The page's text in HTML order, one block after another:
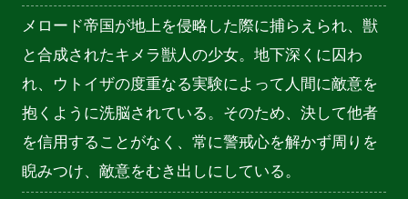
メロード帝国が地上を侵略した際に捕らえられ、獣
と合成されたキメラ獣人の少女。地下深くに囚わ
れ、ウトイザの度重なる実験によって人間に敵意を
抱くように洗脳されている。そのため、決して他者
を信用することがなく、常に警戒心を解かず周りを
睨みつけ、敵意をむき出しにしている。